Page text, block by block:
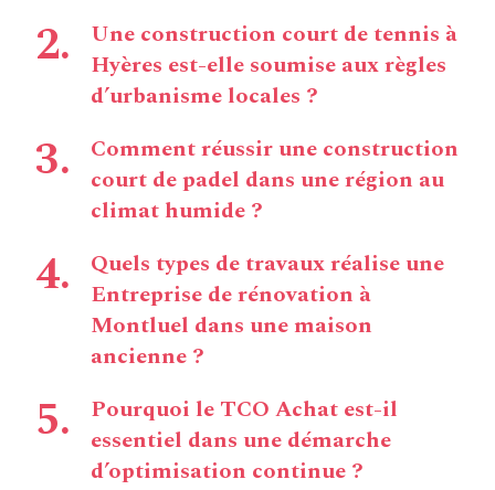
Une construction court de tennis à
Hyères est-elle soumise aux règles
d’urbanisme locales ?
Comment réussir une construction
court de padel dans une région au
climat humide ?
Quels types de travaux réalise une
Entreprise de rénovation à
Montluel dans une maison
ancienne ?
Pourquoi le TCO Achat est-il
essentiel dans une démarche
d’optimisation continue ?